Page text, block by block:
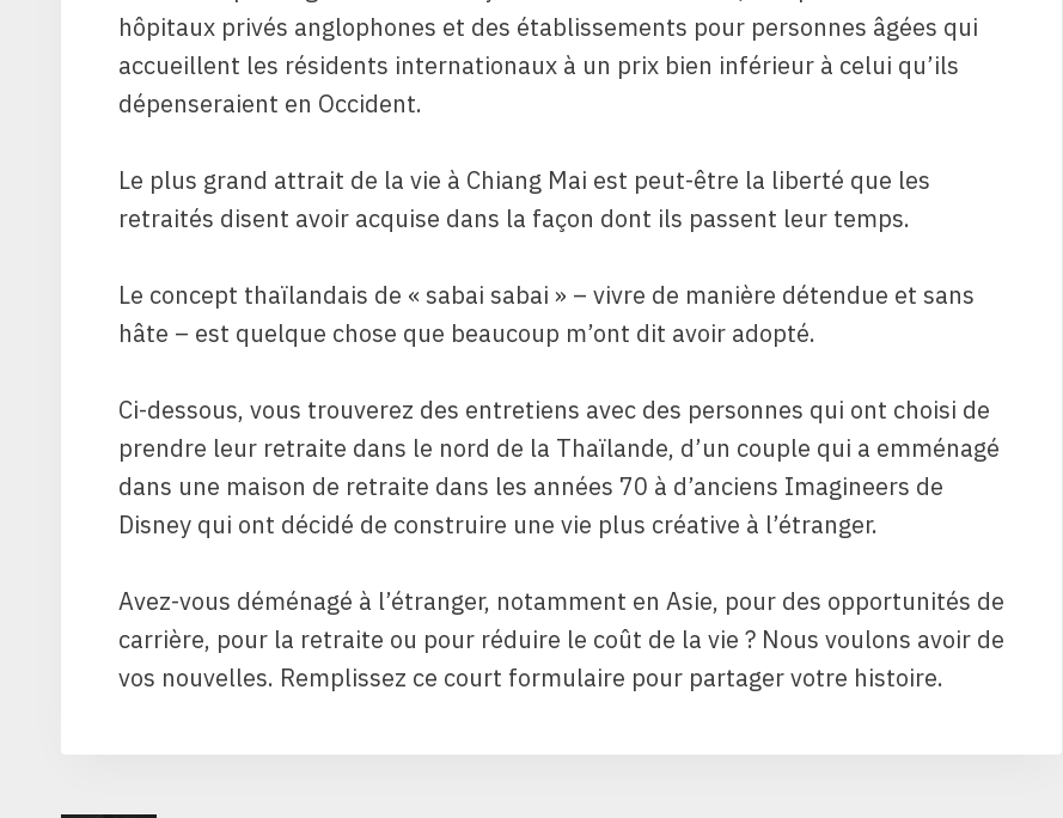
hôpitaux privés anglophones et des établissements pour personnes âgées qui
accueillent les résidents internationaux à un prix bien inférieur à celui qu’ils
dépenseraient en Occident.
Le plus grand attrait de la vie à Chiang Mai est peut-être la liberté que les
retraités disent avoir acquise dans la façon dont ils passent leur temps.
Le concept thaïlandais de « sabai sabai » – vivre de manière détendue et sans
hâte – est quelque chose que beaucoup m’ont dit avoir adopté.
Ci-dessous, vous trouverez des entretiens avec des personnes qui ont choisi de
prendre leur retraite dans le nord de la Thaïlande, d’un couple qui a emménagé
dans une maison de retraite dans les années 70 à d’anciens Imagineers de
Disney qui ont décidé de construire une vie plus créative à l’étranger.
Avez-vous déménagé à l’étranger, notamment en Asie, pour des opportunités de
carrière, pour la retraite ou pour réduire le coût de la vie ? Nous voulons avoir de
vos nouvelles. Remplissez ce court formulaire pour partager votre histoire.